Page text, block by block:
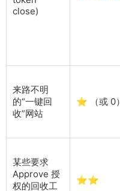
close)
来路不明
的“一键回
收”网站
⭐ （或 0）
某些要求
Approve 授
权的回收工
⭐⭐